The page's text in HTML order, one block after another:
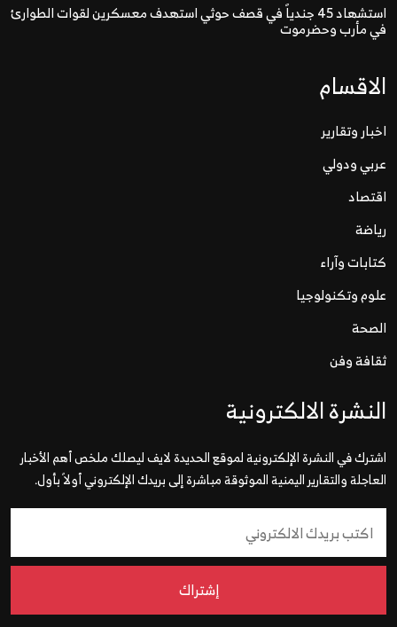
استشهاد 45 جندياً في قصف حوثي استهدف معسكرين لقوات الطوارئ
في مأرب وحضرموت
الاقسام
اخبار وتقارير
عربي ودولي
اقتصاد
رياضة
كتابات وآراء
علوم وتكنولوجيا
الصحة
ثقافة وفن
النشرة الالكترونية
اشترك في النشرة الإلكترونية لموقع الحديدة لايف ليصلك ملخص أهم الأخبار
العاجلة والتقارير اليمنية الموثوقة مباشرة إلى بريدك الإلكتروني أولاً بأول.
إشتراك